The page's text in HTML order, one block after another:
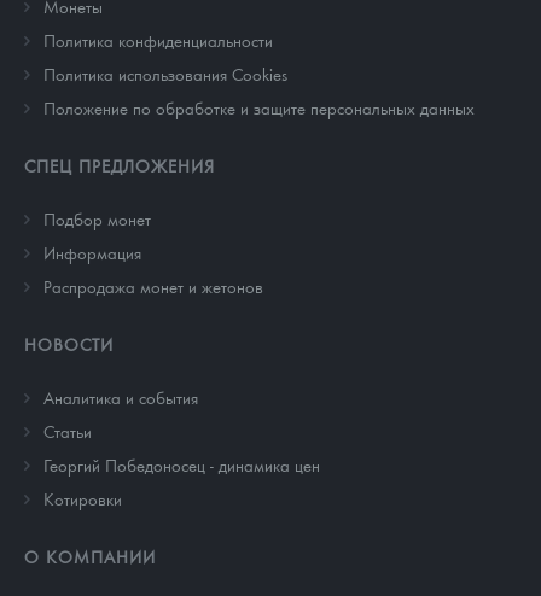
Монеты
Политика конфиденциальности
Политика использования Cookies
Положение по обработке и защите персональных данных
СПЕЦ ПРЕДЛОЖЕНИЯ
Подбор монет
Информация
Распродажа монет и жетонов
НОВОСТИ
Аналитика и события
Cтатьи
Георгий Победоносец - динамика цен
Котировки
О КОМПАНИИ